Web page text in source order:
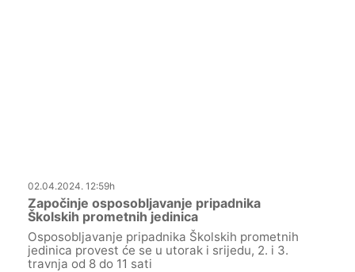
02.04.2024. 12:59h
Započinje osposobljavanje pripadnika
Školskih prometnih jedinica
Osposobljavanje pripadnika Školskih prometnih
jedinica provest će se u utorak i srijedu, 2. i 3.
travnja od 8 do 11 sati